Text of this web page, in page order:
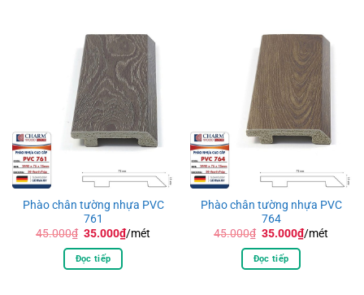
Phào chân tường nhựa PVC
761
45.000₫ Giá
là:
45.000₫.
35.000₫Giá
hiện
/mét
Đọc tiếp
Phào chân tường nhựa PVC
764
45.000₫ Giá
là:
45.000₫.
35.000₫Giá
hiện
/mét
Đọc tiếp